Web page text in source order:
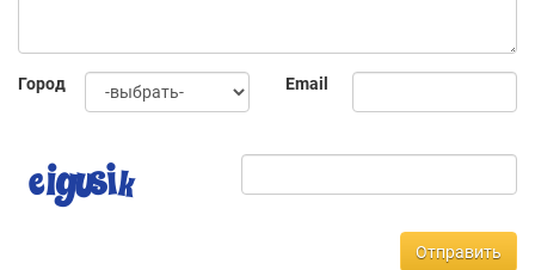
Город Email
Отправить